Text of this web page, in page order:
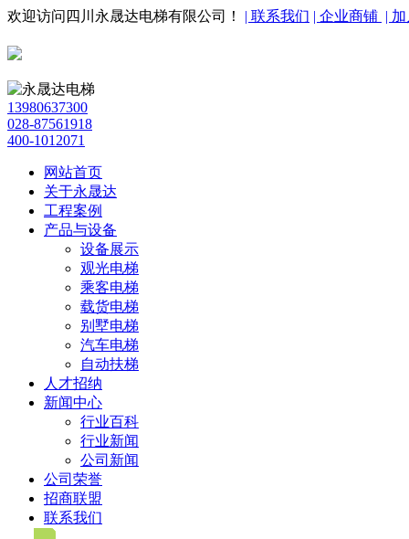
欢迎访问四川永晟达电梯有限公司！ | 联系我们 | 企业商铺 |
13980637300
028-87561918
400-1012071
网站首页
关于永晟达
工程案例
产品与设备
设备展示
观光电梯
乘客电梯
载货电梯
别墅电梯
汽车电梯
自动扶梯
人才招纳
新闻中心
行业百科
行业新闻
公司新闻
公司荣誉
招商联盟
联系我们